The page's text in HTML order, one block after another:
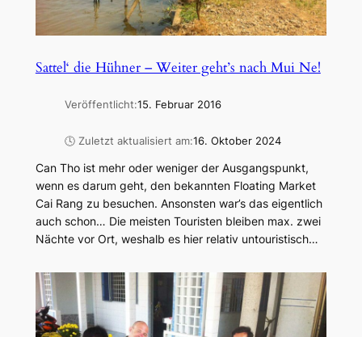
Sattel‘ die Hühner – Weiter geht’s nach Mui Ne!
Veröffentlicht:15. Februar 2016
🕓 Zuletzt aktualisiert am:16. Oktober 2024
Can Tho ist mehr oder weniger der Ausgangspunkt,
wenn es darum geht, den bekannten Floating Market
Cai Rang zu besuchen. Ansonsten war’s das eigentlich
auch schon… Die meisten Touristen bleiben max. zwei
Nächte vor Ort, weshalb es hier relativ untouristisch…